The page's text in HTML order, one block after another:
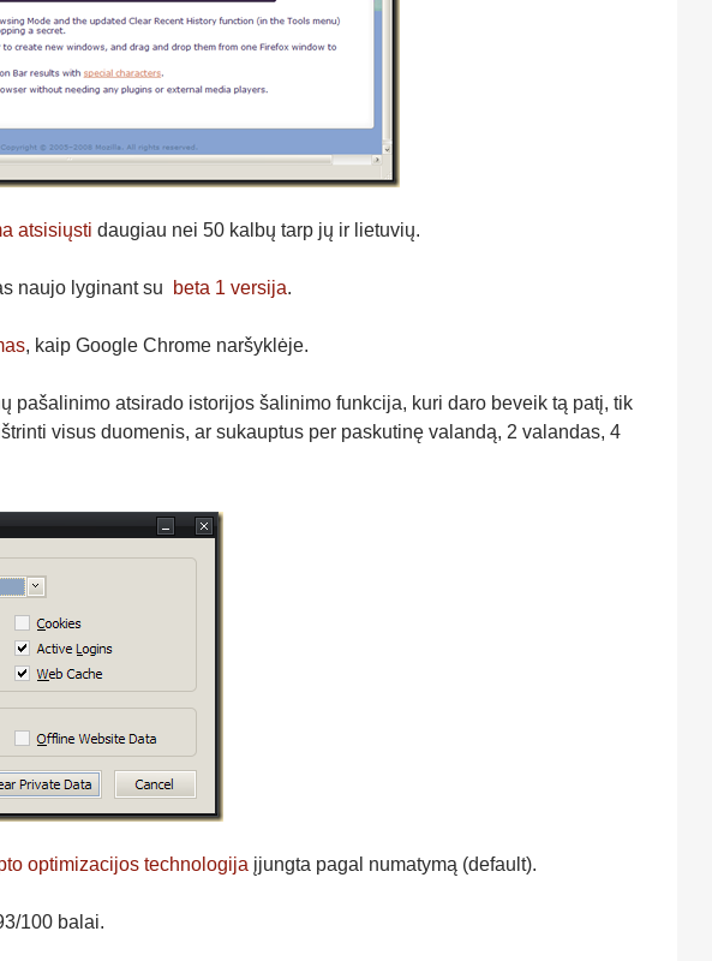
atsisiųsti daugiau nei 50 kalbų tarp jų ir lietuvių.
naujo lyginant su beta 1 versija.
, kaip Google Chrome naršyklėje.
pašalinimo atsirado istorijos šalinimo funkcija, kuri daro beveik tą patį, tik
visus duomenis, ar sukauptus per paskutinę valandą, 2 valandas, 4
optimizacijos technologija įjungta pagal numatymą (default).
100 balai.